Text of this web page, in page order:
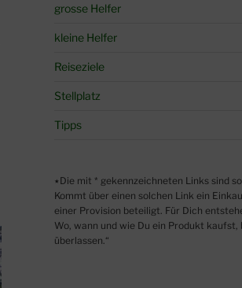
grosse Helfer
kleine Helfer
Reiseziele
Stellplatz
Tipps
٭Die mit * gekennzeichneten Links sind sogenannte Affiliate Links.
Kommt über einen solchen Link ein
einer Provision beteiligt. Für Dich
Wo, wann und wie Du ein Produkt
überlassen.“